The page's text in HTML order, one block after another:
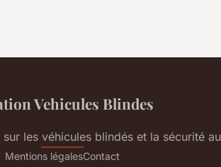
Vehicules Blindes
les véhicules blindés et la sécurité
Mentions légalesContact